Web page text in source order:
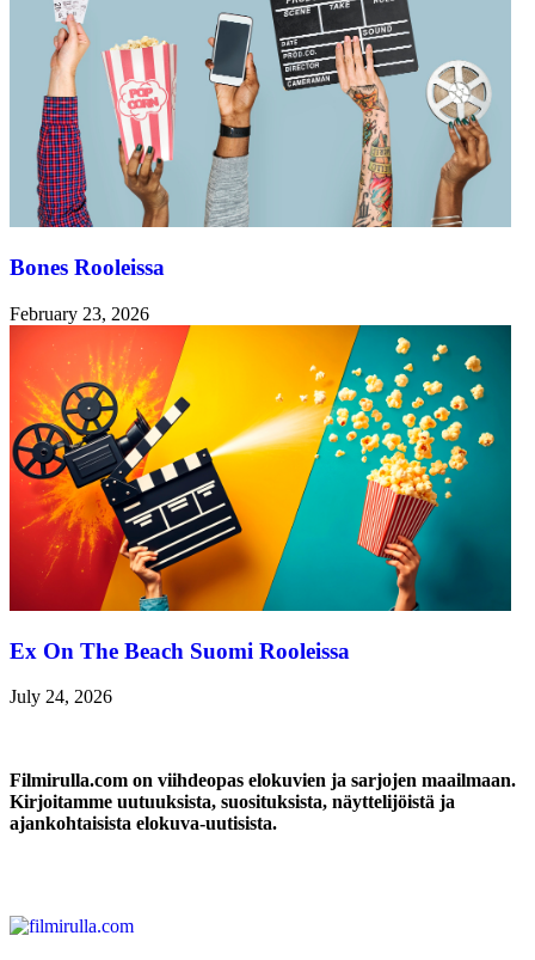
Bones Rooleissa
February 23, 2026
Ex On The Beach Suomi Rooleissa
July 24, 2026
Filmirulla.com on viihdeopas elokuvien ja sarjojen maailmaan.
Kirjoitamme uutuuksista, suosituksista, näyttelijöistä ja
ajankohtaisista elokuva-uutisista.